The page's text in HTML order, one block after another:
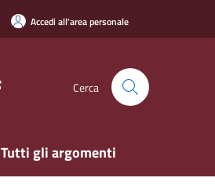
Accedi all'area personale
Cerca
Tutti gli argomenti